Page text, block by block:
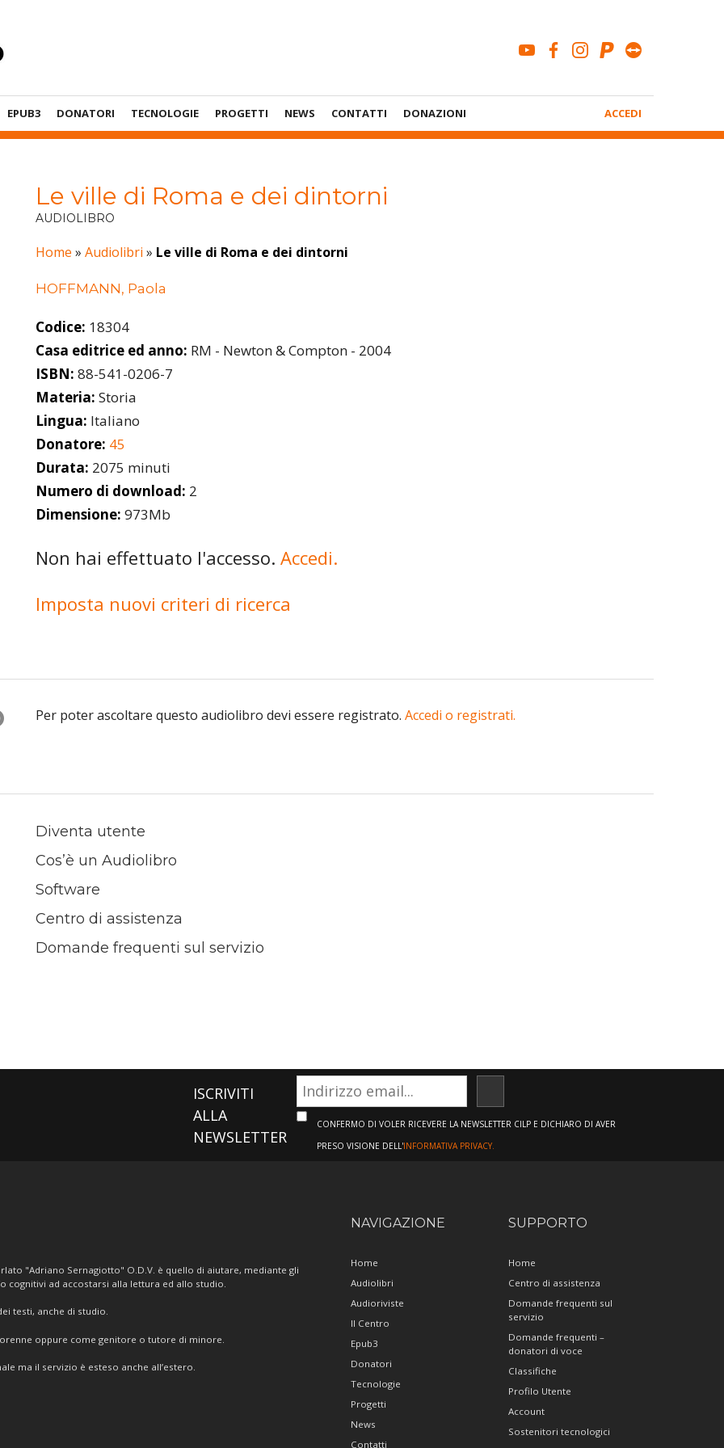
youtubefacebook
instagram
paypal
EPUB3 DONATORI TECNOLOGIE PROGETTI NEWS CONTATTI DONAZIONI
Account
ACCEDI
Le ville di Roma e dei dintorni
AUDIOLIBRO
Home » Audiolibri » Le ville di Roma e dei dintorni
HOFFMANN, Paola
Codice: 18304
Casa editrice ed anno: RM - Newton & Compton - 2004
ISBN: 88-541-0206-7
Materia: Storia
Lingua: Italiano
Donatore: 45
Durata: 2075 minuti
Numero di download: 2
Dimensione: 973Mb
Non hai effettuato l'accesso. Accedi.
Imposta nuovi criteri di ricerca
Per poter ascoltare questo audiolibro devi essere registrato. Accedi o registrati.
Diventa utente
Cos’è un Audiolibro
Software
Centro di assistenza
Domande frequenti sul servizio
ISCRIVITI
ALLA
NEWSLETTER
CONFERMO DI VOLER RICEVERE LA NEWSLETTER CILP E DICHIARO DI AVER
PRESO VISIONE DELL'INFORMATIVA PRIVACY.
"Adriano Sernagiotto" O.D.V. è quello di aiutare, mediante gli
cognitivi ad accostarsi alla lettura ed allo studio.
testi, anche di studio.
oppure come genitore o tutore di minore.
ma il servizio è esteso anche all’estero.
NAVIGAZIONE
Home
Audiolibri
Audioriviste
Il Centro
Epub3
Donatori
Tecnologie
Progetti
News
Contatti
SUPPORTO
Home
Centro di assistenza
Domande frequenti sul
servizio
Domande frequenti –
donatori di voce
Classifiche
Profilo Utente
Account
Sostenitori tecnologici